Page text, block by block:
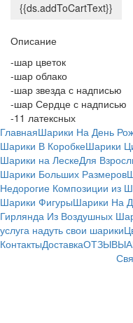
{{ds.addToCartText}}
Описание
-шар цветок
-шар облако
-шар звезда с надписью
-шар Сердце с надписью
-11 латексных
ГлавнаяШарики На День
Шарики В КоробкеШарики
Шарики на ЛескеДля
Шарики Больших Размеров
Недорогие Композиции из
Шарики ФигурыШарики На
Гирлянда Из Воздушных
услуга надуть свои шарики
КонтактыДоставкаОТЗЫВЫ